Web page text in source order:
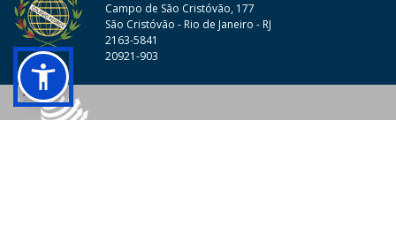
Campo de São Cristóvão, 177
São Cristóvão - Rio de Janeiro - RJ
2163-5841
20921-903